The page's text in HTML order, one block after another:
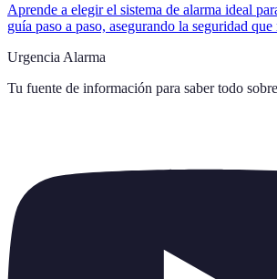
Aprende a elegir el sistema de alarma ideal
guía paso a paso, asegurando la seguridad que
Urgencia Alarma
Tu fuente de información para saber todo sobre